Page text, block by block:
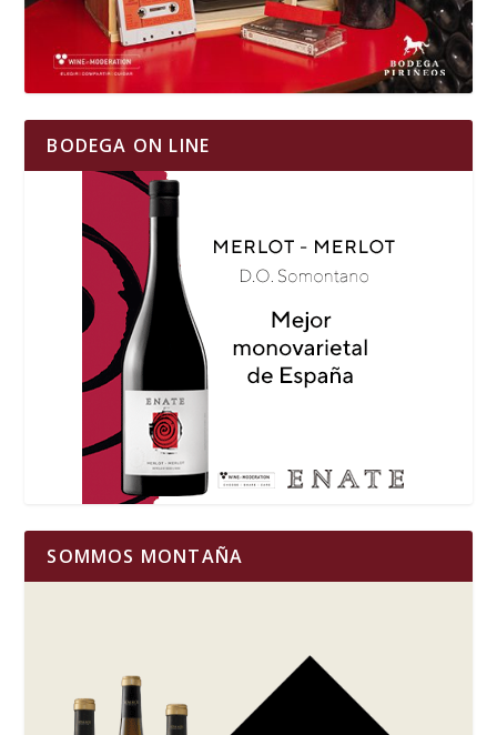
BODEGA ON LINE
SOMMOS MONTAÑA